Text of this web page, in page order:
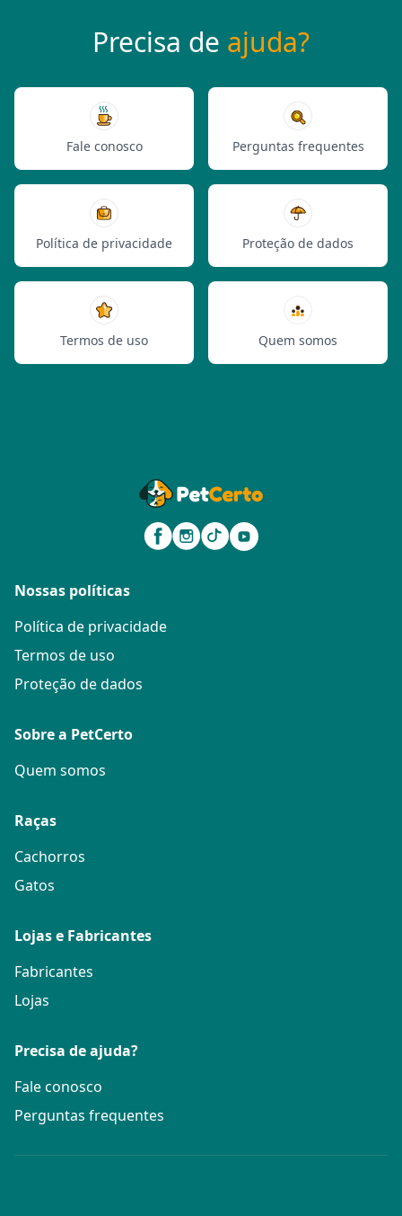
Precisa de ajuda?
Fale conosco Perguntas frequentes
Política de privacidade Proteção de dados
Termos de uso Quem somos
Nossas políticas
Política de privacidade
Termos de uso
Proteção de dados
Sobre a PetCerto
Quem somos
Raças
Cachorros
Gatos
Lojas e Fabricantes
Fabricantes
Lojas
Precisa de ajuda?
Fale conosco
Perguntas frequentes